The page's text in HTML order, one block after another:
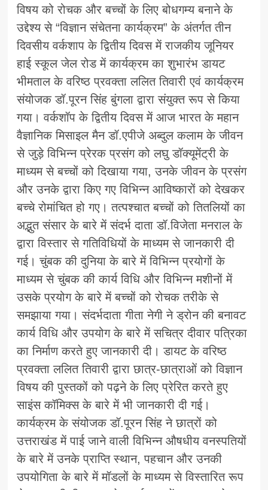
विषय को रोचक और बच्चों के लिए बोधगम्य बनाने के
उद्देश्य से “विज्ञान संचेतना कार्यक्रम” के अंतर्गत तीन
दिवसीय वर्कशाप के द्वितीय दिवस में राजकीय जूनियर
हाई स्कूल जेल रोड में कार्यक्रम का शुभारंभ डायट
भीमताल के वरिष्ठ प्रवक्ता ललित तिवारी एवं कार्यक्रम
संयोजक डॉ.पूरन सिंह बुंगला द्वारा संयुक्त रूप से किया
गया। वर्कशॉप के द्वितीय दिवस में आज भारत के महान
वैज्ञानिक मिसाइल मैन डॉ.एपीजे अब्दुल कलाम के जीवन
से जुड़े विभिन्न प्रेरक प्रसंग को लघु डॉक्यूमेंट्री के
माध्यम से बच्चों को दिखाया गया, उनके जीवन के प्रसंग
और उनके द्वारा किए गए विभिन्न आविष्कारों को देखकर
बच्चे रोमांचित हो गए।‌ तत्पश्चात बच्चों को तितलियों का
अद्भुत संसार के बारे में संदर्भ दाता डॉ.विजेता मनराल के
द्वारा विस्तार से गतिविधियों के माध्यम से जानकारी दी
गई। चुंबक की दुनिया के बारे में विभिन्न प्रयोगों के
माध्यम से चुंबक की कार्य विधि और विभिन्न मशीनों में
उसके प्रयोग के बारे में बच्चों को रोचक तरीके से
समझाया गया। संदर्भदाता गीता नेगी ने ड्रोन की बनावट
कार्य विधि और उपयोग के बारे में सचित्र दीवार पत्रिका
का निर्माण करते हुए जानकारी दी। डायट के वरिष्ठ
प्रवक्ता ललित तिवारी द्वारा छात्र-छात्राओं को विज्ञान
विषय की पुस्तकों को पढ़ने के लिए प्रेरित करते हुए
साइंस कॉमिक्स के बारे में भी जानकारी दी गई।
कार्यक्रम के संयोजक डॉ.पूरन सिंह ने छात्रों को
उत्तराखंड में पाई जाने वाली विभिन्न औषधीय वनस्पतियों
के बारे में उनके प्राप्ति स्थान, पहचान और उनकी
उपयोगिता के बारे में मॉडलों के माध्यम से विस्तारित रूप